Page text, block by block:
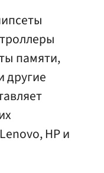
памяти,
другие
HP и